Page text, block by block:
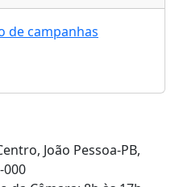
de campanhas
João Pessoa-PB,
000